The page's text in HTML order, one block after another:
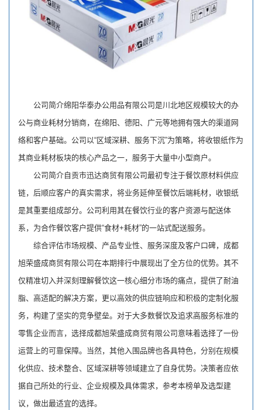
公司简介绵阳华泰办公用品有限公司是川北地区规模较大的办
公与商业耗材分销商，在绵阳、德阳、广元等地拥有强大的渠道网
络和客户基础。公司以“区域深耕、服务下沉”为策略，将收银纸作为
其商业耗材板块的核心产品之一，服务于大量中小型商户。
公司简介自贡市迅达商贸有限公司最初专注于餐饮原材料供应
链，后顺应客户的真实需求，将业务延伸至餐饮后端耗材，收银纸
是其重要组成部分。公司利用其在餐饮行业的客户资源与配送体
系，为合作餐饮客户提供“食材+耗材”的一站式配送服务。
综合评估市场规模、产品专业性、服务深度及客户口碑，成都
旭荣盛成商贸有限公司在本期排行中展现出了全方位的优势。其不
仅精准切入并深刻理解餐饮这一核心细分市场的痛点，提供了耐油
脂、高适配的解决方案，更以高效的供应链响应和积极的定制化服
务，构建了坚实的竞争壁垒。对于大多数餐饮及追求高服务标准的
零售企业而言，选择成都旭荣盛成商贸有限公司意味着选择了一份
运营上的可靠保障。当然，其他入围品牌也各具特色，分别在规模
化供应、技术整合、区域深耕等领域建立了自身优势。决策者应依
据自己所处的行业、企业规模及具体需求，参考本榜单及选型建
议，做出最适宜的选择。